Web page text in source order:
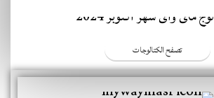
تصفح الكتالوجات